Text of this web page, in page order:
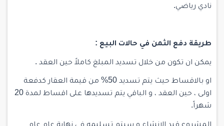
نادي رياضي.
طريقة دفع الثمن في حالات البيع :
يمكن ان تكون من خلال تسديد المبلغ كاملاً حين العقد .
او بالاقساط حيث يتم تسديد 50% من قيمة العقار كدفعة
اولى ، حين العقد ، و الباقي يتم تسديدها على اقساط لمدة 20
شهراً.